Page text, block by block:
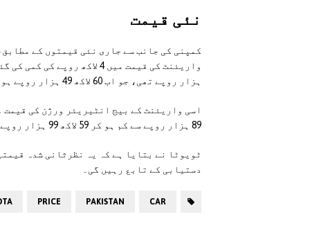
نئی قیمت
ہزار روپے تھی، جو اب 60 لاکھ 49 ہزار روپے ہو گئی ہے۔
89 ہزار روپے سے کم ہو کر 59 لاکھ 99 ہزار روپے ہو گئی ہے۔
ٹویوٹا نے بتایا ہے کہ یہ نظرثانی شدہ
دستیابی کے تابع رہیں گی۔
CAR
PAKISTAN
PRICE